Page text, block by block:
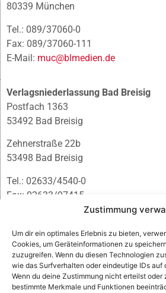
Zustimmung
Um dir ein optimales Erlebnis zu bieten,
Cookies, um Geräteinformationen zu
zuzugreifen. Wenn du diesen Technologien
wie das Surfverhalten oder eindeutige IDs auf
Wenn du deine Zustimmung nicht erteilst
bestimmte Merkmale und Funktionen
80339 München
Tel.: 089/37060-0
Fax: 089/37060-111
E-Mail: muc@blmedien.de
Verlagsniederlassung Bad Breisig
Postfach 1363
53492 Bad Breisig
Zehnerstraße 22b
53498 Bad Breisig
Tel.: 02633/4540-0
Fax: 02633/97415
infobb@blmedien.de